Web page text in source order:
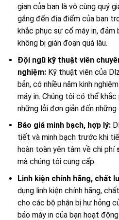
gian của bạn là vô cùng quý
gắng đến địa điểm của bạn
khắc phục sự cố máy in, đảm
không bị gián đoạn quá lâu.
Đội ngũ kỹ thuật viên
nghiệm:Kỹ thuật viên của
bản, có nhiều năm kinh
máy in. Chúng tôi có thể
những lỗi đơn giản đến
Báo giá minh bạch, hợp lý:
tiết và minh bạch trước khi
hoàn toàn yên tâm về chi phí
mà chúng tôi cung cấp.
Linh kiện chính hãng, chất
dụng linh kiện chính hãng,
cho các bộ phận bị hư hỏng
bảo máy in của bạn hoạt